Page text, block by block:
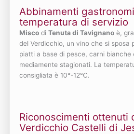
Abbinamenti
temperatura di servizio
Misco di Tenuta di Tavignano è,
del Verdicchio, un vino che si sposa
piatti a base di pesce, carni bianche
mediamente stagionati. La
consigliata è 10°-12°C.
Riconoscimenti ottenuti
Verdicchio Castelli di